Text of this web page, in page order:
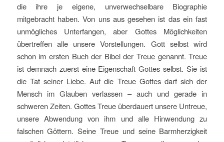
die ihre je eigene, unverwechselbare Biographie
mitgebracht haben. Von uns aus gesehen ist das ein fast
unmögliches Unterfangen, aber Gottes Möglichkeiten
übertreffen alle unsere Vorstellungen. Gott selbst wird
schon im ersten Buch der Bibel der Treue genannt. Treue
ist demnach zuerst eine Eigenschaft Gottes selbst. Sie ist
die Tat seiner Liebe. Auf die Treue Gottes darf sich der
Mensch im Glauben verlassen – auch und gerade in
schweren Zeiten. Gottes Treue überdauert unsere Untreue,
unsere Abwendung von ihm und alle Hinwendung zu
falschen Göttern. Seine Treue und seine Barmherzigkeit